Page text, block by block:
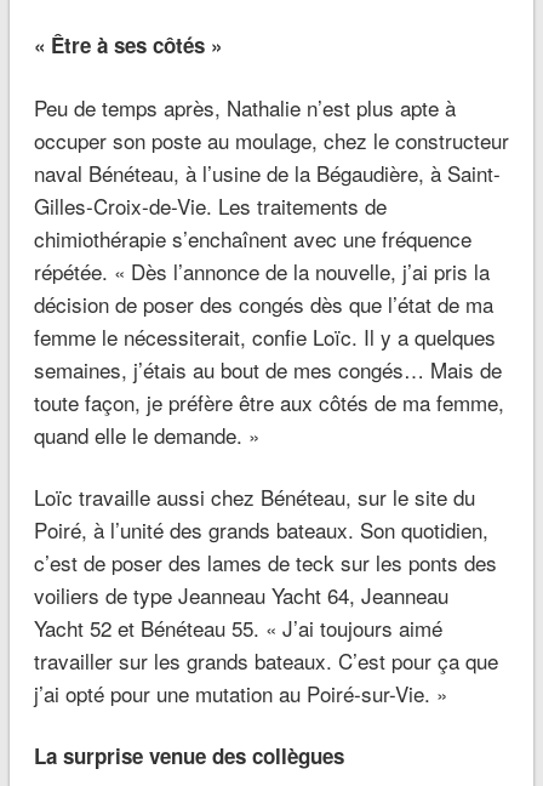
« Être à ses côtés »
Peu de temps après, Nathalie n’est plus apte à
occuper son poste au moulage, chez le constructeur
naval Bénéteau, à l’usine de la Bégaudière, à Saint-
Gilles-Croix-de-Vie. Les traitements de
chimiothérapie s’enchaînent avec une fréquence
répétée. « Dès l’annonce de la nouvelle, j’ai pris la
décision de poser des congés dès que l’état de ma
femme le nécessiterait, confie Loïc. Il y a quelques
semaines, j’étais au bout de mes congés… Mais de
toute façon, je préfère être aux côtés de ma femme,
quand elle le demande. »
Loïc travaille aussi chez Bénéteau, sur le site du
Poiré, à l’unité des grands bateaux. Son quotidien,
c’est de poser des lames de teck sur les ponts des
voiliers de type Jeanneau Yacht 64, Jeanneau
Yacht 52 et Bénéteau 55. « J’ai toujours aimé
travailler sur les grands bateaux. C’est pour ça que
j’ai opté pour une mutation au Poiré-sur-Vie. »
La surprise venue des collègues